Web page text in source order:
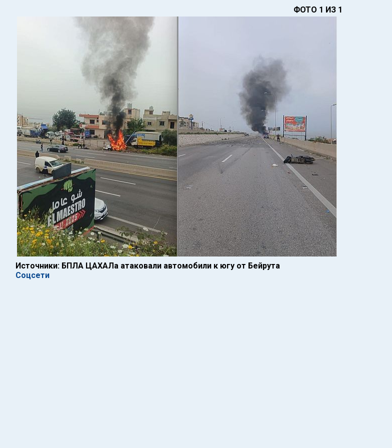
ФОТО 1 ИЗ 1
Источники: БПЛА ЦАХАЛа атаковали автомобили к югу от Бейрута
Соцсети